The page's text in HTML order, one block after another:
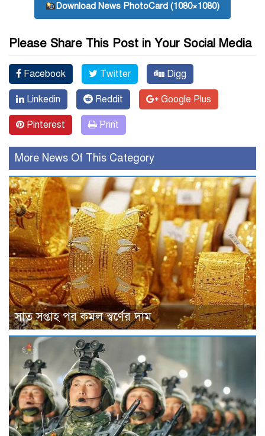
Download News PhotoCard (1080×1080)
Please Share This Post in Your Social Media
Facebook Twitter Digg
Linkedin Reddit Google Plus
Pinterest Print
More News Of This Category
সাত সপ্তাহ পর কমল স্বর্ণের দাম